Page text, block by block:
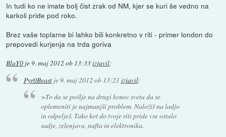
In tudi ko ne imate bolj čist zrak od NM, kjer se kuri še vedno na
karkoli pride pod roko.
Brez vaše toplarne bi lahko bili konkretno v riti - primer london do
prepovedi kurjenja na trda goriva
BlaY0 je9. maj 2012 ob 13:33izjavil:
Pyr0Beastje9. maj 2012 ob 13:21 izjavil:
>To da se pošlje na drugi konec sveta da se
oplemeniti je najmanjši problem. Naložiš na ladjo
in odpelješ. Tako kot do tvoje riti pride vse ostalo
sadje, zelenjava, nafta in elektronika.